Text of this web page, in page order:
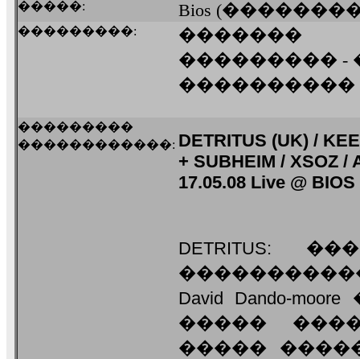
�����: Bios
���������:
�������
��������� -
����������
���������
������������: DETRITUS (UK) /
+ SUBHEIM / XSOZ /
17.05.08 Live @
David Dando-
�����
�����